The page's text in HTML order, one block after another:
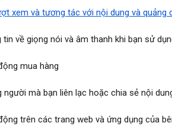
xem và tương tác với nội dung và quảng
tin về giọng nói và âm thanh khi bạn sử
mua hàng
người mà bạn liên lạc hoặc chia sẻ nội
trên các trang web và ứng dụng của